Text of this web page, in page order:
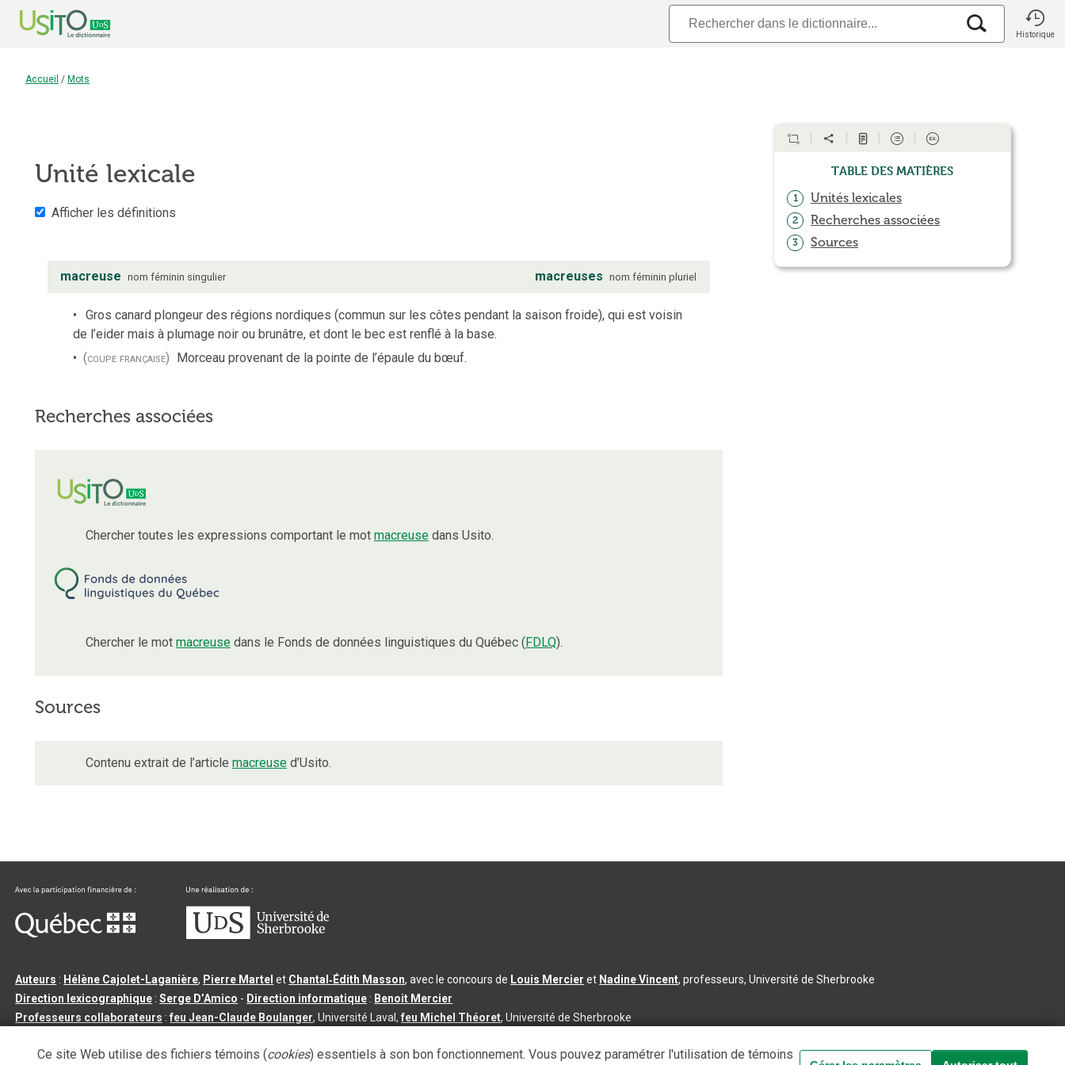
Historique
Accueil / Mots
Unité lexicale
Afficher les définitions
macreuse nom féminin singulier macreuses nom féminin pluriel
Gros canard plongeur des régions nordiques (commun sur les côtes pendant la saison froide), qui est voisin
de l’eider mais à plumage noir ou brunâtre, et dont le bec est renflé à la base.
(coupe française) Morceau provenant de la pointe de l’épaule du bœuf.
Recherches associées
Chercher toutes les expressions comportant le mot macreuse dans Usito.
Chercher le mot macreuse dans le Fonds de données linguistiques du Québec (FDLQ).
Sources
Contenu extrait de l’article macreuse d’Usito.
Table des matières
1 Unités lexicales
2 Recherches associées
3 Sources
Auteurs : Hélène Cajolet-Laganière, Pierre Martel et Chantal‑Édith Masson, avec le concours de Louis Mercier et Nadine Vincent, professeurs, Université de Sherbrooke
Direction lexicographique :Serge D’Amico - Direction informatique : Benoit Mercier
Professeurs collaborateurs :feu Jean-Claude Boulanger, Université Laval,feu Michel Théoret, Université de Sherbrooke
Tous droits réservés©Université de Sherbrooke |3.2.2- Dernière mise à jour du contenu :2026-08-03
Ce site Web utilise des fichiers témoins (cookies) essentiels à son bon fonctionnement. Vous pouvez paramétrer l'utilisation de témoins